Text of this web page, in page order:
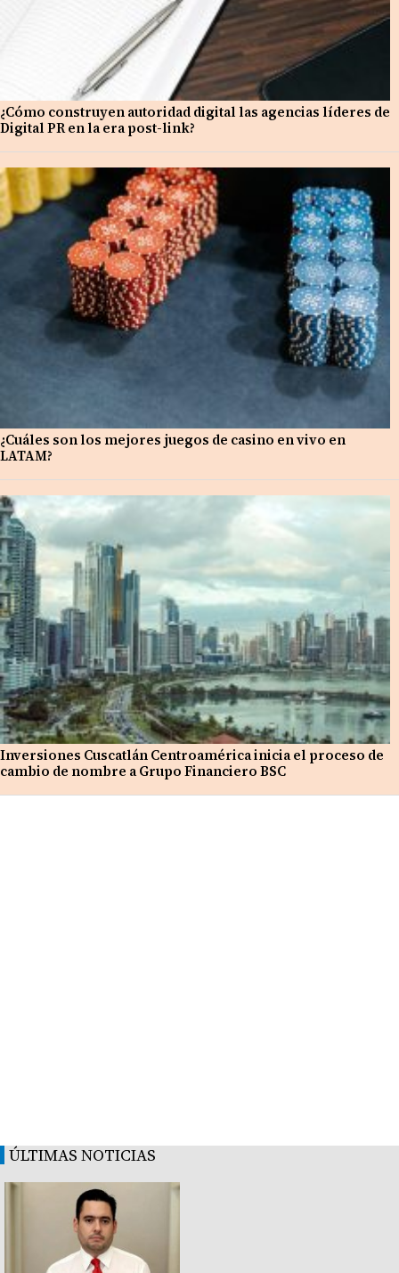
¿Cómo construyen autoridad digital las agencias líderes de
Digital PR en la era post-link?
¿Cuáles son los mejores juegos de casino en vivo en
LATAM?
Inversiones Cuscatlán Centroamérica inicia el proceso de
cambio de nombre a Grupo Financiero BSC
ÚLTIMAS NOTICIAS